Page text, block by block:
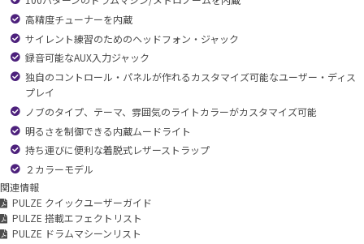
高精度チューナーを内蔵
サイレント練習のためのヘッドフォン・ジャック
録音可能なAUX入力ジャック
独自のコントロール・パネルが作れるカスタマイズ可能なユーザー・ディス
プレイ
ノブのタイプ、テーマ、雰囲気のライトカラーがカスタマイズ可能
明るさを制御できる内蔵ムードライト
持ち運びに便利な着脱式レザーストラップ
２カラーモデル
関連情報
PULZE クイックユーザーガイド
PULZE 搭載エフェクトリスト
PULZE ドラムマシーンリスト